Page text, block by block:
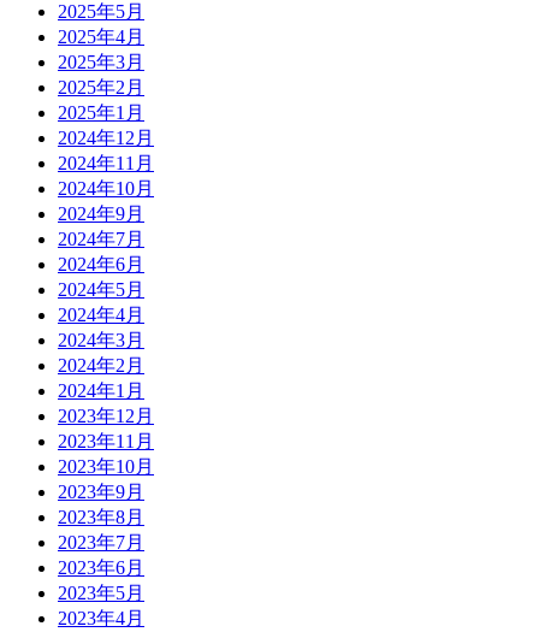
2025年5月
2025年4月
2025年3月
2025年2月
2025年1月
2024年12月
2024年11月
2024年10月
2024年9月
2024年7月
2024年6月
2024年5月
2024年4月
2024年3月
2024年2月
2024年1月
2023年12月
2023年11月
2023年10月
2023年9月
2023年8月
2023年7月
2023年6月
2023年5月
2023年4月